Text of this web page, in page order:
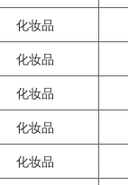
化妆品
化妆品
化妆品
化妆品
化妆品